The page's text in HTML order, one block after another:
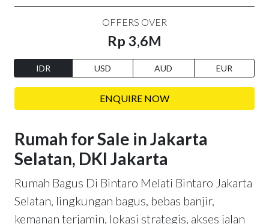
OFFERS OVER
Rp 3,6M
IDR USD AUD EUR
ENQUIRE NOW
Rumah for Sale in Jakarta
Selatan, DKI Jakarta
Rumah Bagus Di Bintaro Melati Bintaro Jakarta
Selatan, lingkungan bagus, bebas banjir,
kemanan terjamin, lokasi strategis, akses jalan